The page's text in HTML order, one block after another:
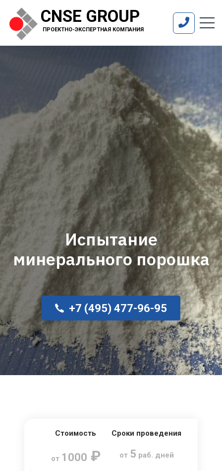
CNSE GROUP
ПРОЕКТНО-ЭКСПЕРТНАЯ КОМПАНИЯ
Испытание
минерального порошка
+7 (495) 477-96-95
Стоимость
от 1000 ₽
Сроки проведения
от 5 раб. дней